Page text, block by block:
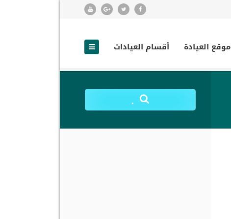
موقع العيادة أقسام العيادات
.